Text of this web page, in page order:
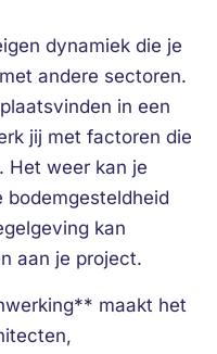
dynamiek die je
andere sectoren.
in een
jij met factoren die
Het weer kan je
bodemgesteldheid
kan
aan je project.
maakt het